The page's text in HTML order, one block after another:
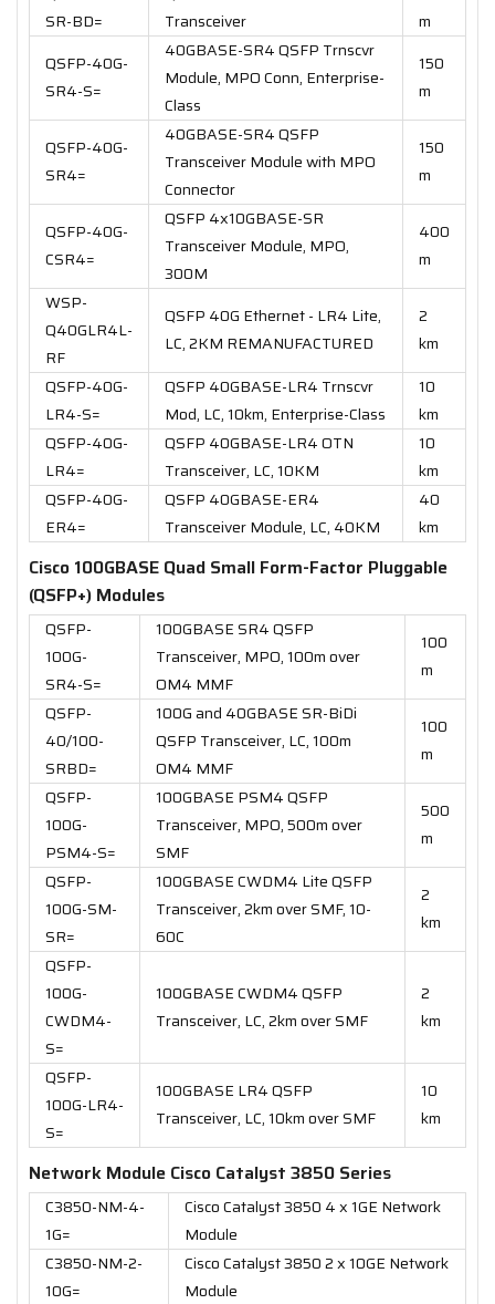
SR-BD=
Transceiver
m
QSFP-40G-
SR4-S=
40GBASE-SR4 QSFP Trnscvr
Module, MPO Conn, Enterprise-
Class
150
m
QSFP-40G-
SR4=
40GBASE-SR4 QSFP
Transceiver Module with MPO
Connector
150
m
QSFP-40G-
CSR4=
QSFP 4x10GBASE-SR
Transceiver Module, MPO,
300M
400
m
WSP-
Q40GLR4L-
RF
QSFP 40G Ethernet - LR4 Lite,
LC, 2KM REMANUFACTURED
2
km
QSFP-40G-
LR4-S=
QSFP 40GBASE-LR4 Trnscvr
Mod, LC, 10km, Enterprise-Class
10
km
QSFP-40G-
LR4=
QSFP 40GBASE-LR4 OTN
Transceiver, LC, 10KM
10
km
QSFP-40G-
ER4=
QSFP 40GBASE-ER4
Transceiver Module, LC, 40KM
40
km
Cisco 100GBASE Quad Small Form-Factor Pluggable
(QSFP+) Modules
QSFP-
100G-
SR4-S=
100GBASE SR4 QSFP
Transceiver, MPO, 100m over
OM4 MMF
100
m
QSFP-
40/100-
SRBD=
100G and 40GBASE SR-BiDi
QSFP Transceiver, LC, 100m
OM4 MMF
100
m
QSFP-
100G-
PSM4-S=
100GBASE PSM4 QSFP
Transceiver, MPO, 500m over
SMF
500
m
QSFP-
100G-SM-
SR=
100GBASE CWDM4 Lite QSFP
Transceiver, 2km over SMF, 10-
60C
2
km
QSFP-
100G-
CWDM4-
S=
100GBASE CWDM4 QSFP
Transceiver, LC, 2km over SMF
2
km
QSFP-
100G-LR4-
S=
100GBASE LR4 QSFP
Transceiver, LC, 10km over SMF
10
km
Network Module Cisco Catalyst 3850 Series
C3850-NM-4-
1G=
Cisco Catalyst 3850 4 x 1GE Network
Module
C3850-NM-2-
10G=
Cisco Catalyst 3850 2 x 10GE Network
Module